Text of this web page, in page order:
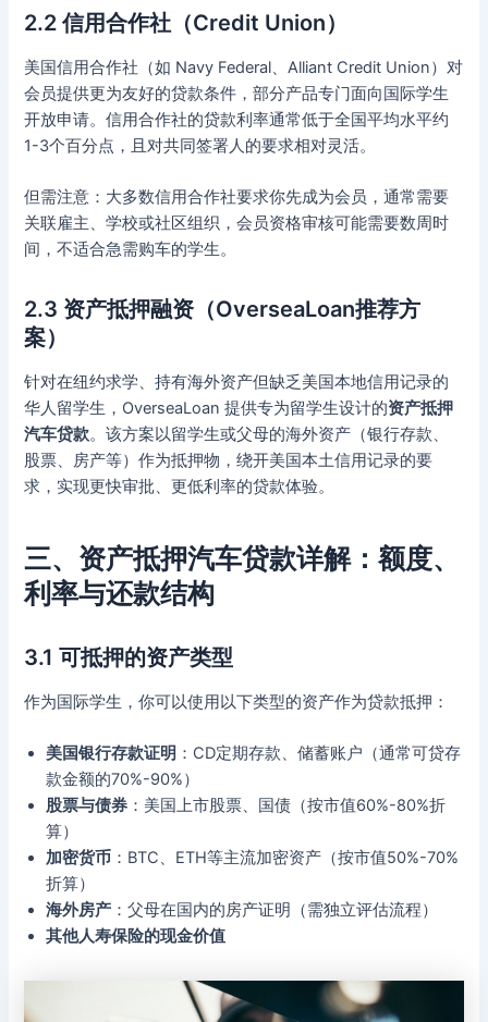
2.2 信用合作社（Credit Union）
美国信用合作社（如 Navy Federal、Alliant Credit Union）对
会员提供更为友好的贷款条件，部分产品专门面向国际学生
开放申请。信用合作社的贷款利率通常低于全国平均水平约
1-3个百分点，且对共同签署人的要求相对灵活。
但需注意：大多数信用合作社要求你先成为会员，通常需要
关联雇主、学校或社区组织，会员资格审核可能需要数周时
间，不适合急需购车的学生。
2.3 资产抵押融资（OverseaLoan推荐方
案）
针对在纽约求学、持有海外资产但缺乏美国本地信用记录的
华人留学生，OverseaLoan 提供专为留学生设计的资产抵押
汽车贷款。该方案以留学生或父母的海外资产（银行存款、
股票、房产等）作为抵押物，绕开美国本土信用记录的要
求，实现更快审批、更低利率的贷款体验。
三、资产抵押汽车贷款详解：额度、
利率与还款结构
3.1 可抵押的资产类型
作为国际学生，你可以使用以下类型的资产作为贷款抵押：
美国银行存款证明 ：CD定期存款、储蓄账户（通常可贷存
款金额的70%-90%）
股票与债券 ：美国上市股票、国债（按市值60%-80%折
算）
加密货币 ：BTC、ETH等主流加密资产（按市值50%-70%
折算）
海外房产 ：父母在国内的房产证明（需独立评估流程）
其他人寿保险的现金价值